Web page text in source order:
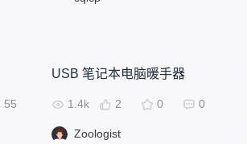
55
USB 笔记本电脑暖手器
1.4k 2 0 0
Zoologist